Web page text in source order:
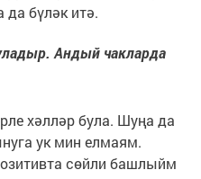
да бүләк итә.
Андый чакларда
хәлләр була. Шуңа да
ук мин елмаям.
сөйли башлыйм